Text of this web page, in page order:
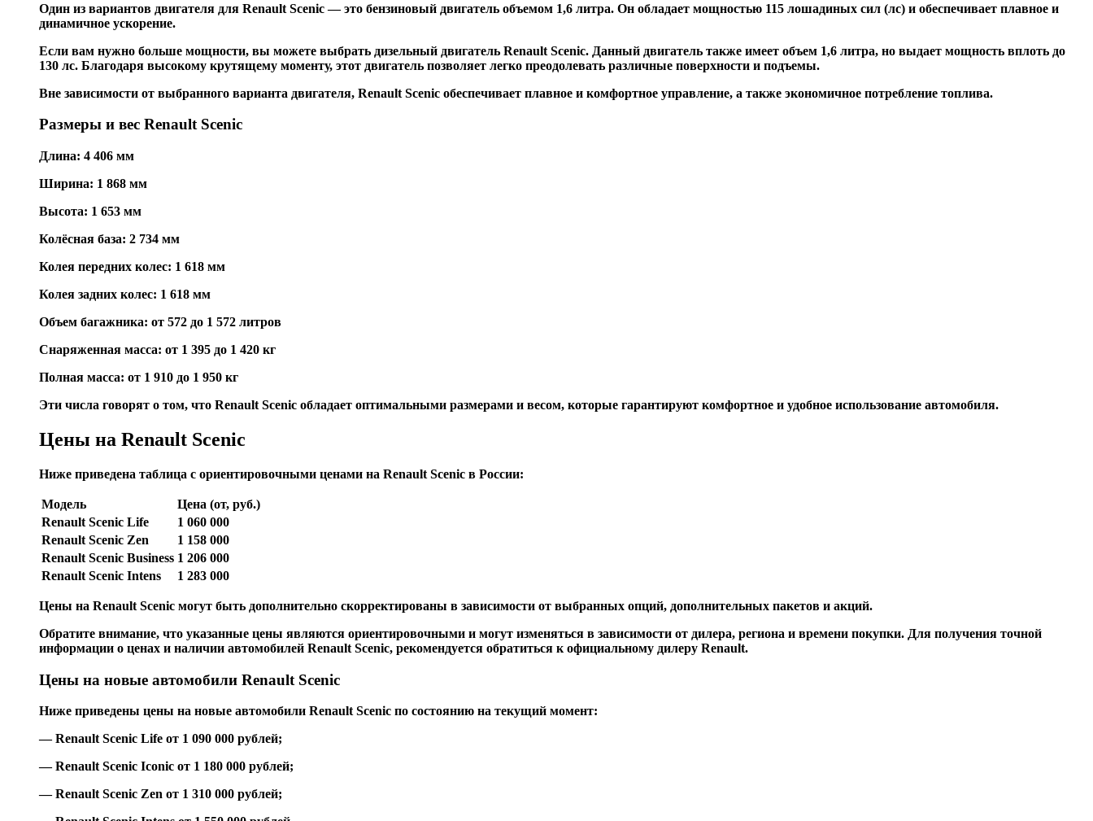
Один из вариантов двигателя для Renault Scenic — это бензиновый двигатель объемом 1,6 литра. Он обладает мощностью 115 лошадиных сил (лс) и обеспечивает плавное и
динамичное ускорение.
Если вам нужно больше мощности, вы можете выбрать дизельный двигатель Renault Scenic. Данный двигатель также имеет объем 1,6 литра, но выдает мощность вплоть до
130 лс. Благодаря высокому крутящему моменту, этот двигатель позволяет легко преодолевать различные поверхности и подъемы.
Вне зависимости от выбранного варианта двигателя, Renault Scenic обеспечивает плавное и комфортное управление, а также экономичное потребление топлива.
Размеры и вес Renault Scenic
Длина: 4 406 мм
Ширина: 1 868 мм
Высота: 1 653 мм
Колёсная база: 2 734 мм
Колея передних колес: 1 618 мм
Колея задних колес: 1 618 мм
Объем багажника: от 572 до 1 572 литров
Снаряженная масса: от 1 395 до 1 420 кг
Полная масса: от 1 910 до 1 950 кг
Эти числа говорят о том, что Renault Scenic обладает оптимальными размерами и весом, которые гарантируют комфортное и удобное использование автомобиля.
Цены на Renault Scenic
Ниже приведена таблица с ориентировочными ценами на Renault Scenic в России:
Модель
Цена (от, руб.)
Renault Scenic Life
1 060 000
Renault Scenic Zen
1 158 000
Renault Scenic Business 1 206 000
Renault Scenic Intens
1 283 000
Цены на Renault Scenic могут быть дополнительно скорректированы в зависимости от выбранных опций, дополнительных пакетов и акций.
Обратите внимание, что указанные цены являются ориентировочными и могут изменяться в зависимости от дилера, региона и времени покупки. Для получения точной
информации о ценах и наличии автомобилей Renault Scenic, рекомендуется обратиться к официальному дилеру Renault.
Цены на новые автомобили Renault Scenic
Ниже приведены цены на новые автомобили Renault Scenic по состоянию на текущий момент:
— Renault Scenic Life от 1 090 000 рублей;
— Renault Scenic Iconic от 1 180 000 рублей;
— Renault Scenic Zen от 1 310 000 рублей;